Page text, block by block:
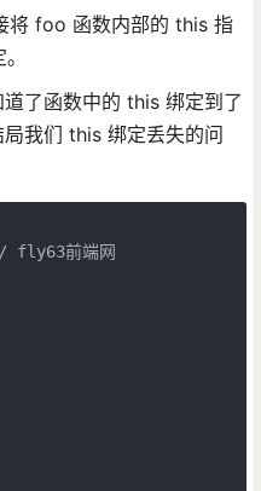
将 foo 函数内部的 this 指
了函数中的 this 绑定到了
我们 this 绑定丢失的问
fly63前端网